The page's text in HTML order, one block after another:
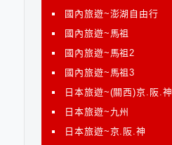
國內旅遊~澎湖自由行
國內旅遊~馬祖
國內旅遊~馬祖2
國內旅遊~馬祖3
日本旅遊~(關西)京.阪.神
日本旅遊~九州
日本旅遊~京.阪.神